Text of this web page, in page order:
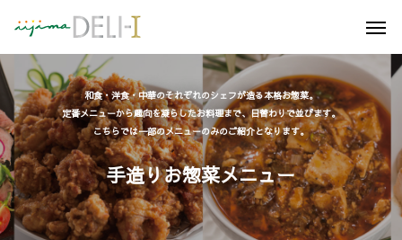
和食・洋食・中華のそれぞれのシェフが造る本格お惣菜。
定番メニューから趣向を凝らしたお料理まで、日替わりで並びます。
こちらでは一部のメニューのみのご紹介となります。
手造りお惣菜メニュー